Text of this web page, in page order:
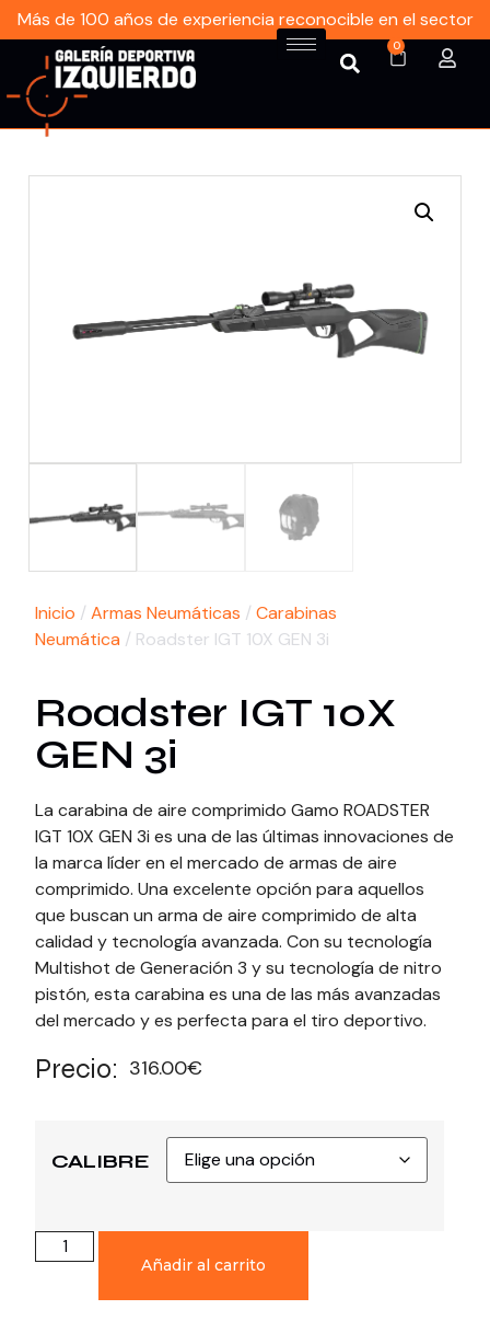
Más de 100 años de experiencia reconocible en el sector
0
Inicio / Armas Neumáticas / Carabinas
Neumática / Roadster IGT 10X GEN 3i
Roadster IGT 10X
GEN 3i
La carabina de aire comprimido Gamo ROADSTER
IGT 10X GEN 3i es una de las últimas innovaciones de
la marca líder en el mercado de armas de aire
comprimido. Una excelente opción para aquellos
que buscan un arma de aire comprimido de alta
calidad y tecnología avanzada. Con su tecnología
Multishot de Generación 3 y su tecnología de nitro
pistón, esta carabina es una de las más avanzadas
del mercado y es perfecta para el tiro deportivo.
Precio: 316.00€
CALIBRE
Añadir al carrito